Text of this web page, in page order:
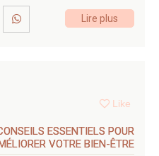
Lire plus
Like
ESSENTIELS POUR
VOTRE BIEN-ÊTRE